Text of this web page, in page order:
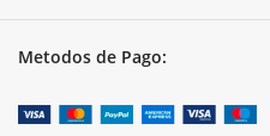
Metodos de Pago: